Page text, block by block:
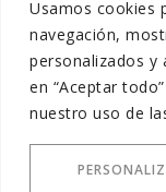
Usamos cookies
navegación,
personalizados y
en “Aceptar
nuestro uso de